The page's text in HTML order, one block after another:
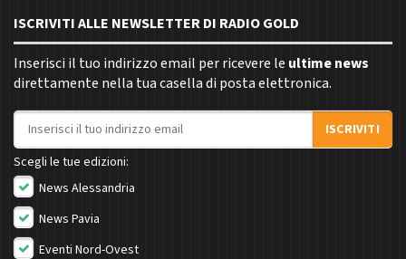
ISCRIVITI ALLE NEWSLETTER DI RADIO GOLD
Inserisci il tuo indirizzo email per ricevere le ultime news
direttamente nella tua casella di posta elettronica.
Indirizzo email
ISCRIVITI
Scegli le tue edizioni:
News Alessandria
News Pavia
Eventi Nord-Ovest